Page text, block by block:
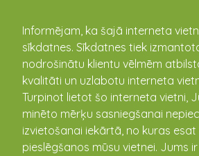
Informējam, ka šajā interneta
sīkdatnes. Sīkdatnes tiek
nodrošinātu klientu vēlmēm
kvalitāti un uzlabotu interneta
Turpinot lietot šo interneta vietni,
minēto mērķu sasniegšanai
izvietošanai iekārtā, no kuras esat
pieslēgšanos mūsu vietnei. Jums
kandava.lv
Zemītes bērnu
pulciņš